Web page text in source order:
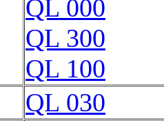
QL 000
QL 300
QL 100
QL 030